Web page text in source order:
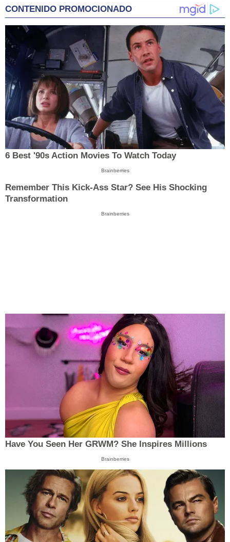
CONTENIDO PROMOCIONADO
6 Best '90s Action Movies To Watch Today
Brainberries
Remember This Kick-Ass Star? See His Shocking
Transformation
Brainberries
Have You Seen Her GRWM? She Inspires Millions
Brainberries